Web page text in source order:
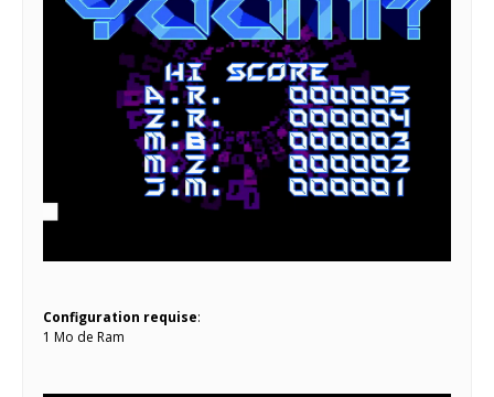
Configuration requise:
1 Mo de Ram